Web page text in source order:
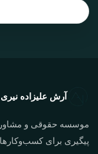
آرش علیزاده نیری
موسسه حقوقی و
پیگیری برای